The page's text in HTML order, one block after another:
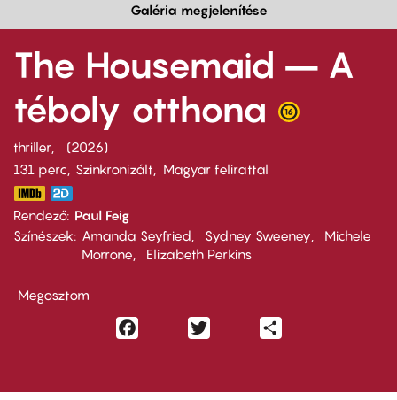
Galéria megjelenítése
The Housemaid – A
téboly otthona
thriller
2026
131 perc,
Szinkronizált Magyar felirattal
Rendező Paul Feig
Színészek
Amanda Seyfried Sydney Sweeney
Michele
Morrone
Elizabeth Perkins
Megosztom
Facebook